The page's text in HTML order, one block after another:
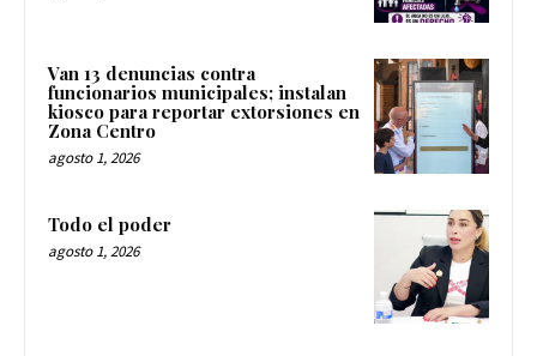
Van 13 denuncias contra
funcionarios municipales; instalan
kiosco para reportar extorsiones en
Zona Centro
agosto 1, 2026
Todo el poder
agosto 1, 2026